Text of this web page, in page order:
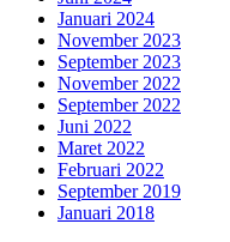
Januari 2024
November 2023
September 2023
November 2022
September 2022
Juni 2022
Maret 2022
Februari 2022
September 2019
Januari 2018